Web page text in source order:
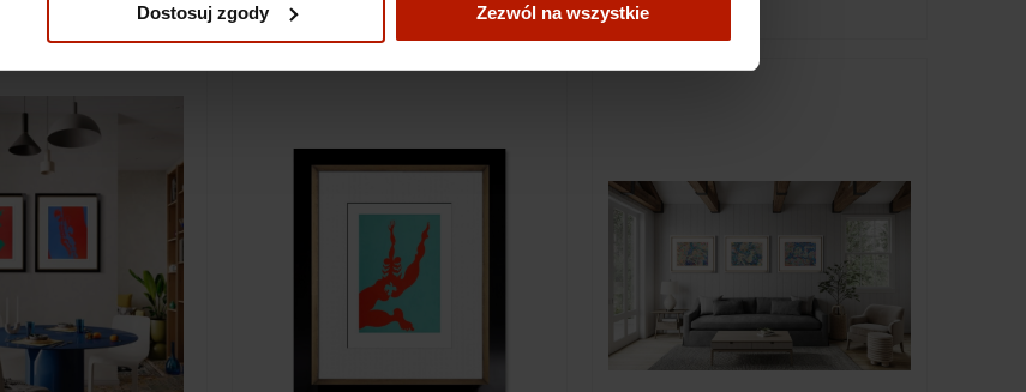
Dostosuj zgody Zezwól na wszystkie